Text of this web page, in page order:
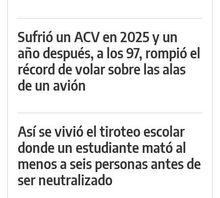
Sufrió un ACV en 2025 y un
año después, a los 97, rompió el
récord de volar sobre las alas
de un avión
Así se vivió el tiroteo escolar
donde un estudiante mató al
menos a seis personas antes de
ser neutralizado